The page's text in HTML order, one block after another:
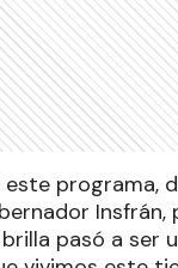
programa,
pasó a